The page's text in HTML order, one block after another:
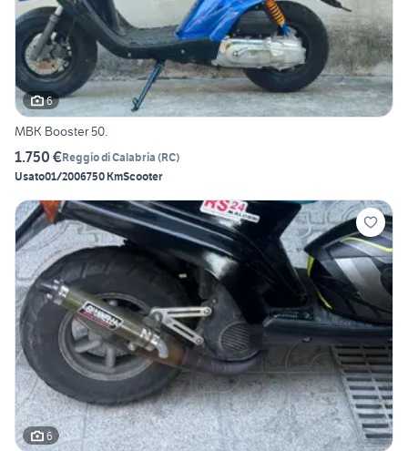
6
MBK Booster 50.
1.750 €Reggio di Calabria (RC)
Usato01/2006750 KmScooter
6